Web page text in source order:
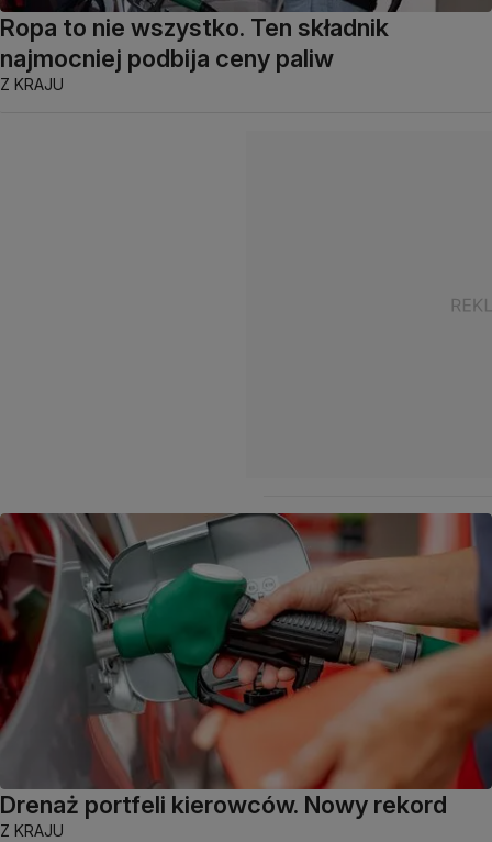
Ropa to nie wszystko. Ten składnik
najmocniej podbija ceny paliw
Z KRAJU
Drenaż portfeli kierowców. Nowy rekord
Z KRAJU